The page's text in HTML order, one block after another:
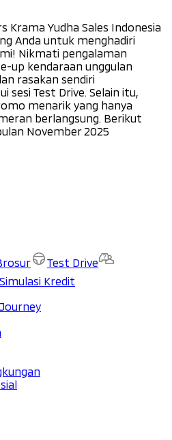
Krama Yudha Sales Indonesia
Anda untuk menghadiri
Nikmati pengalaman
up kendaraan unggulan
rasakan sendiri
sesi Test Drive. Selain itu,
menarik yang hanya
berlangsung. Berikut
November 2025
Test Drive
Simulasi Kredit